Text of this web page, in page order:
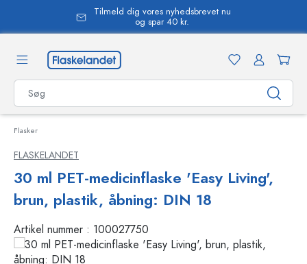
Tilmeld dig vores nyhedsbrevet nu
og spar 40 kr.
Flasker
FLASKELANDET
30 ml PET-medicinflaske 'Easy Living',
brun, plastik, åbning: DIN 18
Artikel nummer : 100027750